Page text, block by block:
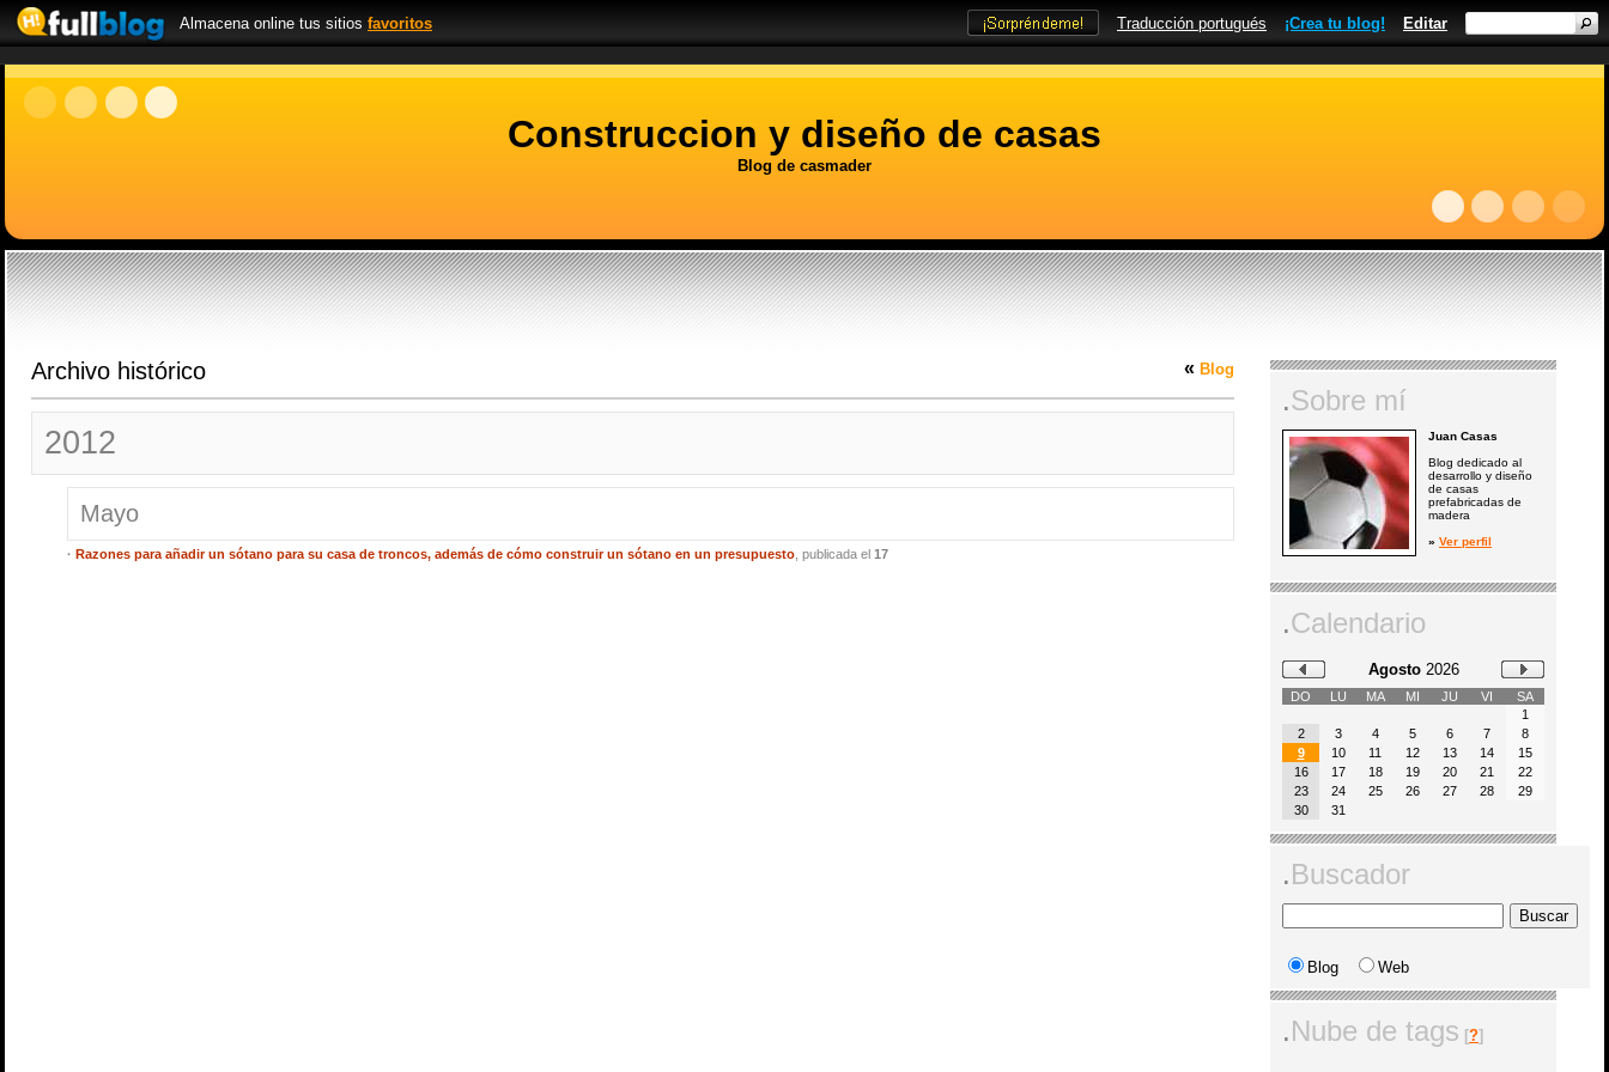
Editar
¡Crea tu blog!
Traducción portugués
Almacena online tus sitios favoritos
Construccion y diseño de casas
Blog de casmader
« Blog
Archivo histórico
2012
Mayo
· Razones para añadir un sótano para su casa de troncos, además de cómo construir un sótano en un presupuesto , publicada el 17
.Sobre mí
Juan Casas
Blog dedicado al
desarrollo y diseño
de casas
prefabricadas de
madera
» Ver perfil
.Calendario
Agosto2026
DO LU MA MI JU VI
SA
1
2
3 4 5 6 7
8
9
10 11 12 13 14
15
16
17 18 19 20 21
22
23
24 25 26 27 28
29
30
31
.Buscador
Blog Web
.Nube de tags [?]